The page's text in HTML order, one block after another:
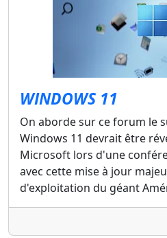
WINDOWS 11
On aborde sur ce forum le
Windows 11 devrait être
Microsoft lors d'une
avec cette mise à jour
d'exploitation du géant